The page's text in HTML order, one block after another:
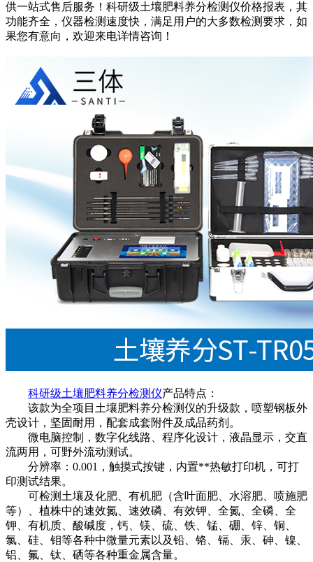
供一站式售后服务！科研级土壤肥料养分检测仪价格报表，其
功能齐全，仪器检测速度快，满足用户的大多数检测要求，如
果您有意向，欢迎来电详情咨询！
科研级土壤肥料养分检测仪产品特点：
该款为全项目土壤肥料养分检测仪的升级款，喷塑钢板外
壳设计，坚固耐用，配套成套附件及成品药剂。
微电脑控制，数字化线路、程序化设计，液晶显示，交直
流两用，可野外流动测试。
分辨率：0.001，触摸式按键，内置**热敏打印机，可打
印测试结果。
可检测土壤及化肥、有机肥（含叶面肥、水溶肥、喷施肥
等）、植株中的速效氮、速效磷、有效钾、全氮、全磷、全
钾、有机质、酸碱度，钙、镁、硫、铁、锰、硼、锌、铜、
氯、硅、钼等各种中微量元素以及铅、铬、镉、汞、砷、镍、
铝、氟、钛、硒等各种重金属含量。